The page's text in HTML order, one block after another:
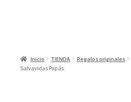
Inicio TIENDA Regalos originales
Salvavidas Papás